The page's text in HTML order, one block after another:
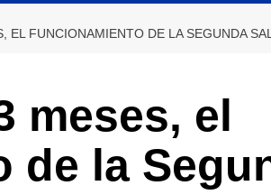
EL FUNCIONAMIENTO DE LA SEGUNDA
meses, el
de la